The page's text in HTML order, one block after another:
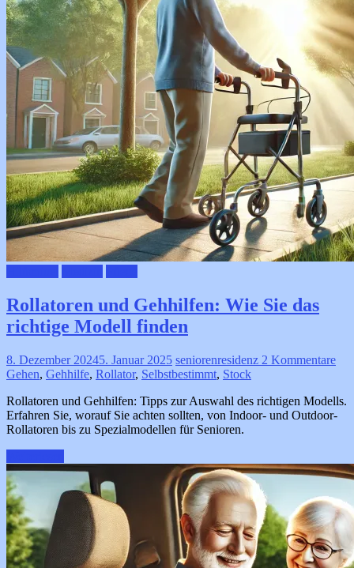
Rollatoren und Gehhilfen: Wie Sie das
richtige Modell finden
8. Dezember 20245. Januar 2025 seniorenresidenz 2 Kommentare
Gehen, Gehhilfe, Rollator, Selbstbestimmt, Stock
Rollatoren und Gehhilfen: Tipps zur Auswahl des richtigen Modells.
Erfahren Sie, worauf Sie achten sollten, von Indoor- und Outdoor-
Rollatoren bis zu Spezialmodellen für Senioren.